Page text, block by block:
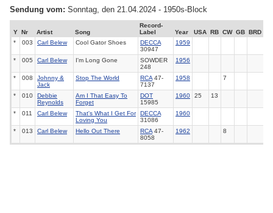
Sendung vom: Sonntag, den 21.04.2024 - 1950s-Block
Y Nr Artist Song
Record-
Label
Year USA RB CW GB
BRD
*
003 Carl Belew Cool Gator Shoes
DECCA
30947
1959
* 005 Carl Belew I'm Long Gone
SOWDER
248
1956
* 008
Johnny &
Jack
Stop The World RCA47-
7137
1958 7
* 010
Debbie
Reynolds
Am I That Easy To
Forget
DOT
15985
1960 25 13
* 011 Carl Belew
That's What I Get For
Loving You
DECCA
31086
1960
* 013 Carl Belew Hello Out There RCA47-
8058
1962 8